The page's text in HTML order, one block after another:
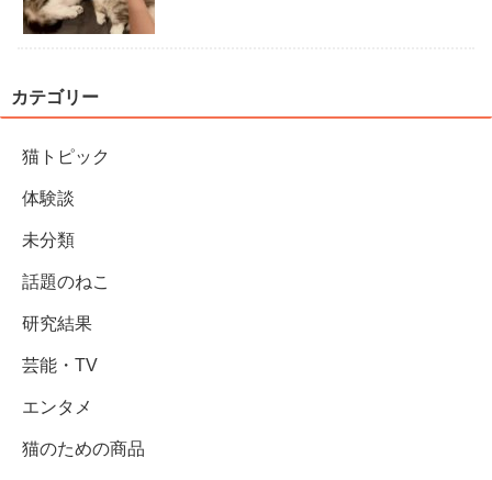
カテゴリー
猫トピック
体験談
未分類
話題のねこ
研究結果
芸能・TV
エンタメ
猫のための商品